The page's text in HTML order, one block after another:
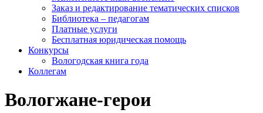
Заказ и редактирование тематических списков
Библиотека – педагогам
Платные услуги
Бесплатная юридическая помощь
Конкурсы
Вологодская книга года
Коллегам
Вологжане-герои